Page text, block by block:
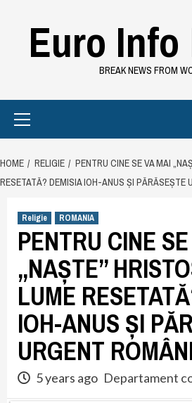
contentEuro Info
BREAK NEWS FROM
HOME RELIGIE
PENTRU CINE SE VA MAI
RESETATĂ? DEMISIA IOH-ANUS ȘI PĂRĂSEȘTE
Religie ROMANIA
PENTRU CINE
„NAȘTE”
LUME
IOH-ANUS ȘI
URGENT
5 years ago Departament